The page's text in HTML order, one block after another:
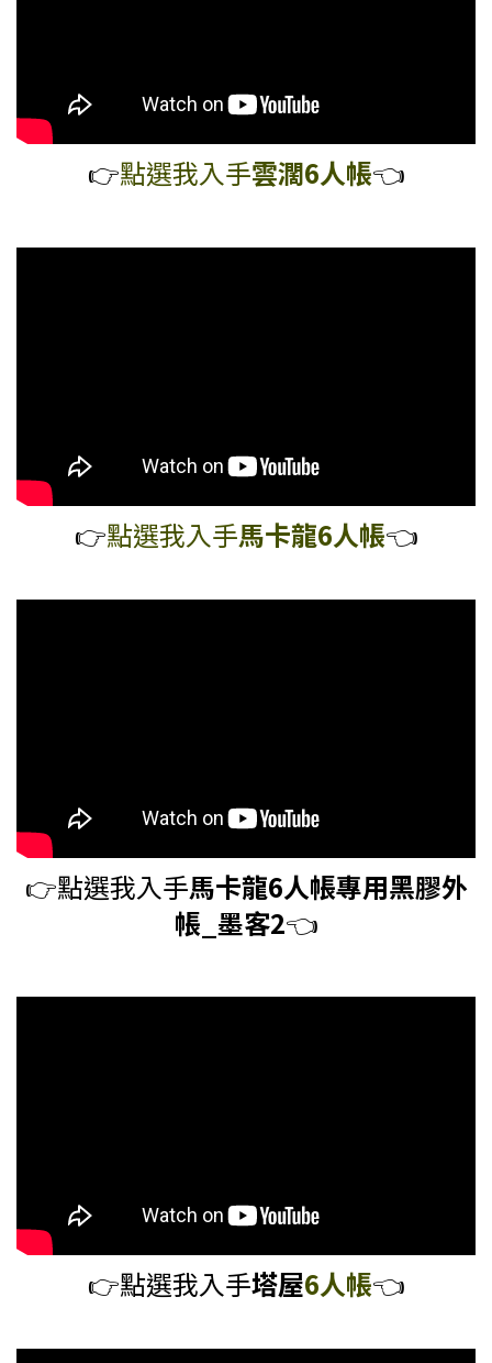
👉️點選我入手雲濶6人帳👈️
👉️點選我入手馬卡龍6人帳👈️
👉️點選我入手馬卡龍6人帳專用黑膠外
帳_墨客2👈️
👉️點選我入手塔屋6人帳👈️